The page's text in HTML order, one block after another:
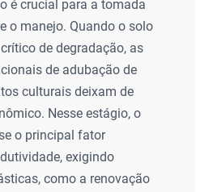
é crucial para a tomada
o manejo. Quando o solo
de degradação, as
de adubação de
culturais deixam de
Nesse estágio, o
o principal fator
exigindo
como a renovação